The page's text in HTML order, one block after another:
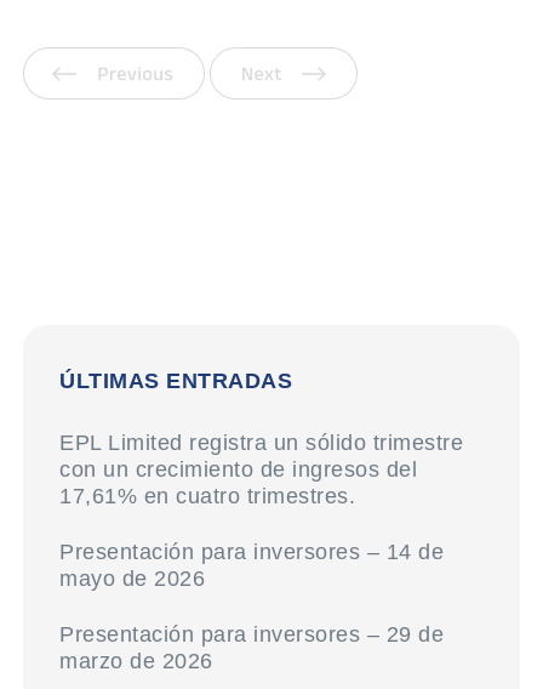
Anterior
ÚLTIMAS ENTRADAS
EPL Limited registra un sólido trimestre
con un crecimiento de ingresos del
17,61% en cuatro trimestres.
Presentación para inversores – 14 de
mayo de 2026
Presentación para inversores – 29 de
marzo de 2026